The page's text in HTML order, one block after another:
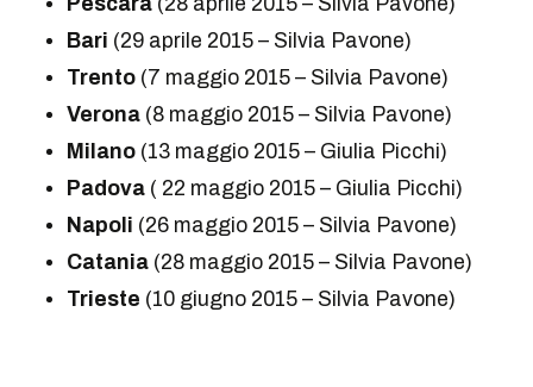
Bari (29 aprile 2015 – Silvia Pavone)
Trento (7 maggio 2015 – Silvia Pavone)
Verona (8 maggio 2015 – Silvia Pavone)
Milano (13 maggio 2015 – Giulia Picchi)
Padova ( 22 maggio 2015 – Giulia Picchi)
Napoli (26 maggio 2015 – Silvia Pavone)
Catania (28 maggio 2015 – Silvia Pavone)
Trieste (10 giugno 2015 – Silvia Pavone)